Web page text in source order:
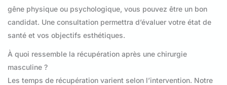
gêne physique ou psychologique, vous pouvez être un bon
candidat. Une consultation permettra d’évaluer votre état de
santé et vos objectifs esthétiques.
À quoi ressemble la récupération après une chirurgie
masculine ?
Les temps de récupération varient selon l’intervention. Notre